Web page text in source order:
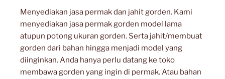
Menyediakan jasa permak dan jahit gorden. Kami
menyediakan jasa permak gorden model lama
atupun potong ukuran gorden. Serta jahit/membuat
gorden dari bahan hingga menjadi model yang
diinginkan. Anda hanya perlu datang ke toko
membawa gorden yang ingin di permak. Atau bahan